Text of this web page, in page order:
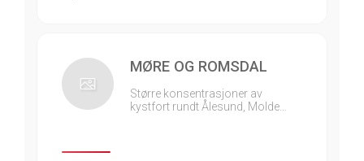
MØRE OG ROMSDAL
Større konsentrasjoner av
kystfort rundt Ålesund, Molde…